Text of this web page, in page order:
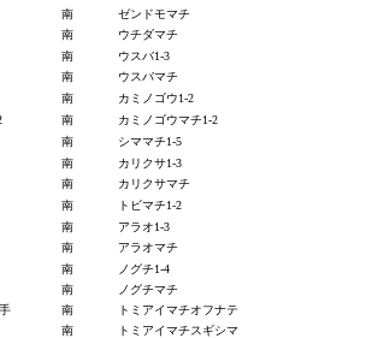
南
ゼンドモマチ
南
ウチダマチ
南
ウスバ1-3
南
ウスバマチ
南
カミノゴウ1-2
南
カミノゴウマチ1-2
南
シママチ1-5
南
カリクサ1-3
南
カリクサマチ
南
トビマチ1-2
南
アラオ1-3
南
アラオマチ
南
ノグチ1-4
南
ノグチマチ
南
トミアイマチオフナテ
南
トミアイマチスギシマ